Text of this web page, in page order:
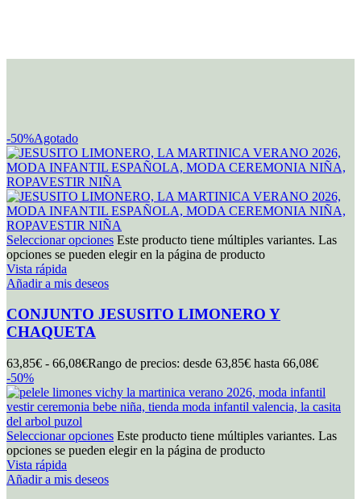
-50%Agotado
Seleccionar opciones Este producto tiene múltiples variantes. Las
opciones se pueden elegir en la página de producto
Vista rápida
Añadir a mis deseos
CONJUNTO JESUSITO LIMONERO Y
CHAQUETA
63,85€ - 66,08€Rango de precios: desde 63,85€ hasta 66,08€
-50%
Seleccionar opciones Este producto tiene múltiples variantes. Las
opciones se pueden elegir en la página de producto
Vista rápida
Añadir a mis deseos